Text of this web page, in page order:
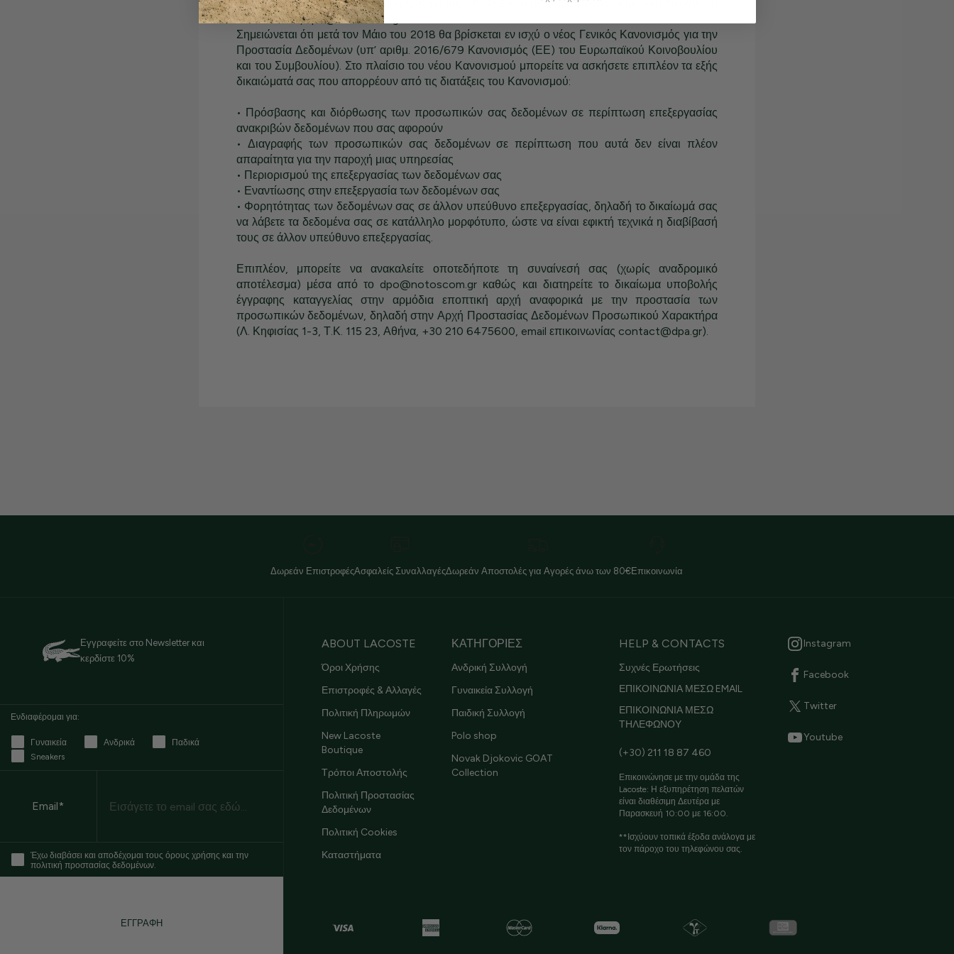
CRM, στη διεύθυνση Καλυφτάκη 5, Κηφισιά, ΤΚ14564, ή με email στην ηλεκτρονική διεύθυνση
επικοινωνίας dpo@notoscom.gr .
Σημειώνεται ότι μετά τον Μάιο του 2018 θα βρίσκεται εν ισχύ ο νέος Γενικός Κανονισμός για την
Προστασία Δεδομένων (υπ’ αριθμ. 2016/679 Κανονισμός (ΕΕ) του Ευρωπαϊκού Κοινοβουλίου
και του Συμβουλίου). Στο πλαίσιο του νέου Κανονισμού μπορείτε να ασκήσετε επιπλέον τα εξής
δικαιώματά σας που απορρέουν από τις διατάξεις του Κανονισμού:
• Πρόσβασης και διόρθωσης των προσωπικών σας δεδομένων σε περίπτωση επεξεργασίας
ανακριβών δεδομένων που σας αφορούν
• Διαγραφής των προσωπικών σας δεδομένων σε περίπτωση που αυτά δεν είναι πλέον
απαραίτητα για την παροχή μιας υπηρεσίας
• Περιορισμού της επεξεργασίας των δεδομένων σας
• Εναντίωσης στην επεξεργασία των δεδομένων σας
• Φορητότητας των δεδομένων σας σε άλλον υπεύθυνο επεξεργασίας, δηλαδή το δικαίωμά σας
να λάβετε τα δεδομένα σας σε κατάλληλο μορφότυπο, ώστε να είναι εφικτή τεχνικά η διαβίβασή
τους σε άλλον υπεύθυνο επεξεργασίας.
Επιπλέον, μπορείτε να ανακαλείτε οποτεδήποτε τη συναίνεσή σας (χωρίς αναδρομικό
αποτέλεσμα) μέσα από το dpo@notoscom.gr καθώς και διατηρείτε το δικαίωμα υποβολής
έγγραφης καταγγελίας στην αρμόδια εποπτική αρχή αναφορικά με την προστασία των
προσωπικών δεδομένων, δηλαδή στην Αρχή Προστασίας Δεδομένων Προσωπικού Χαρακτήρα
(Λ. Κηφισίας 1-3, Τ.Κ. 115 23, Αθήνα, +30 210 6475600, email επικοινωνίας contact@dpa.gr).
Δωρεάν ΕπιστροφέςΑσφαλείς ΣυναλλαγέςΔωρεάν Αποστολές για Αγορές άνω των 80€Επικοινωνία
Εγγραφείτε στο Newsletter και
κερδίστε 10%
Ενδιαφέρομαι για:
Γυναικεία Ανδρικά
Παδικά
Sneakers
Email*
Έχω διαβάσει και αποδέχομαι τους όρους χρήσης και την
πολιτική προστασίας δεδομένων.
ΕΓΓΡΑΦΗ
ABOUT LACOSTE
Όροι Χρήσης
Επιστροφές & Αλλαγές
Πολιτική Πληρωμών
New Lacoste
Boutique
Τρόποι Αποστολής
Πολιτική Προστασίας
Δεδομένων
Πολιτική Cookies
Καταστήματα
ΚΑΤΗΓΟΡΙΕΣ
Ανδρική Συλλογή
Γυναικεία Συλλογή
Παιδική Συλλογή
Polo shop
Novak Djokovic GOAT
Collection
HELP & CONTACTS
Συχνές Ερωτήσεις
ΕΠΙΚΟΙΝΩΝΙΑ ΜΕΣΩ EMAIL
ΕΠΙΚΟΙΝΩΝΙΑ ΜΕΣΩ
ΤΗΛΕΦΩΝΟΥ
(+30) 211 18 87 460
Επικοινώνησε με την ομάδα της
Lacoste: Η εξυπηρέτηση πελατών
είναι διαθέσιμη Δευτέρα με
Παρασκευή 10:00 με 16:00.
**Ισχύουν τοπικά έξοδα ανάλογα με
τον πάροχο του τηλεφώνου σας.
Instagram
Facebook
Twitter
Youtube